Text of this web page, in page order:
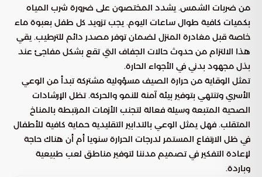
من ضربات الشمس. يشدد المختصون على ضرورة شرب المياه
بكميات كافية طوال ساعات اليوم. يجب تزويد كل طفل بعبوة ماء
خاصة قبل مغادرة المنزل لضمان توفر مصدر دائم للترطيب. يقي
هذا الالتزام من حدوث حالات الجفاف التي تقع بشكل مفاجئ عند
بذل مجهود بدني في الأجواء الحارة.
تمثل الوقاية من حرارة الصيف مسؤولية مشتركة تبدأ من الوعي
الأسري وتنتهي بتوفير بيئة آمنة للنمو والحركة. تظل الإرشادات
الصحية المتبعة وسيلة فعالة لتجنب الأزمات المرتبطة بالمناخ
المتقلب. فهل يمثل الوعي بالتدابير التقليدية حماية كافية للأطفال
في ظل الارتفاع المستمر لدرجات الحرارة سنويا أم أن هناك حاجة
لإعادة التفكير في تصميم مدننا لتوفير مناطق لعب طبيعية
وباردة.